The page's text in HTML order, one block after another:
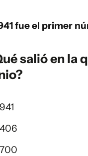
fue el primer
salió en la
941
406
700